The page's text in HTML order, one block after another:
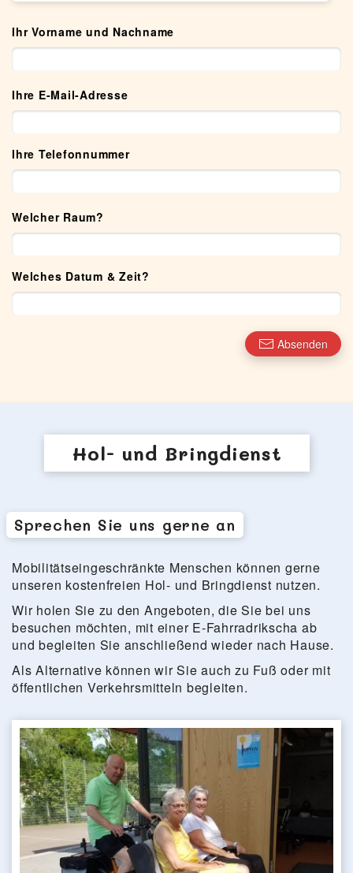
Ihr Vorname und Nachname
Ihre E-Mail-Adresse
Ihre Telefonnummer
Welcher Raum?
Welches Datum & Zeit?
Absenden
Hol- und Bringdienst
Sprechen Sie uns gerne an
Mobilitätseingeschränkte Menschen können gerne
unseren kostenfreien Hol- und Bringdienst nutzen.
Wir holen Sie zu den Angeboten, die Sie bei uns
besuchen möchten, mit einer E-Fahrradrikscha ab
und begleiten Sie anschließend wieder nach Hause.
Als Alternative können wir Sie auch zu Fuß oder mit
öffentlichen Verkehrsmitteln begleiten.